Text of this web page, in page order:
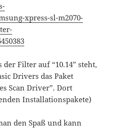
xpress-sl-m2070-
Filter auf “10.14” steht,
Drivers das Paket
Scan Driver”. Dort
Installationspakete)
den Spaß und kann